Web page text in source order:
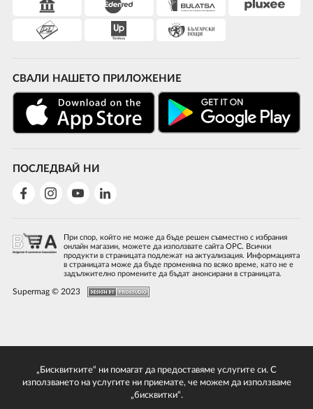
СВАЛИ НАШЕТО ПРИЛОЖЕНИЕ
ПОСЛЕДВАЙ НИ
При спор, който не може да бъде решен съвместно с избрания
онлайн магазин, можете да използвате сайта ОРС. Всички
продукти в страницата подлежат на актуализация. Информацията
в страницата може да бъде променяна по всяко време, като не е
задължително промените да бъдат анонсирани в страницата.
Supermag © 2023
„Бисквитките“ ни помагат да предоставяме услугите си. С
използването на услугите ни приемате, че можем да използваме
„бисквитки“.